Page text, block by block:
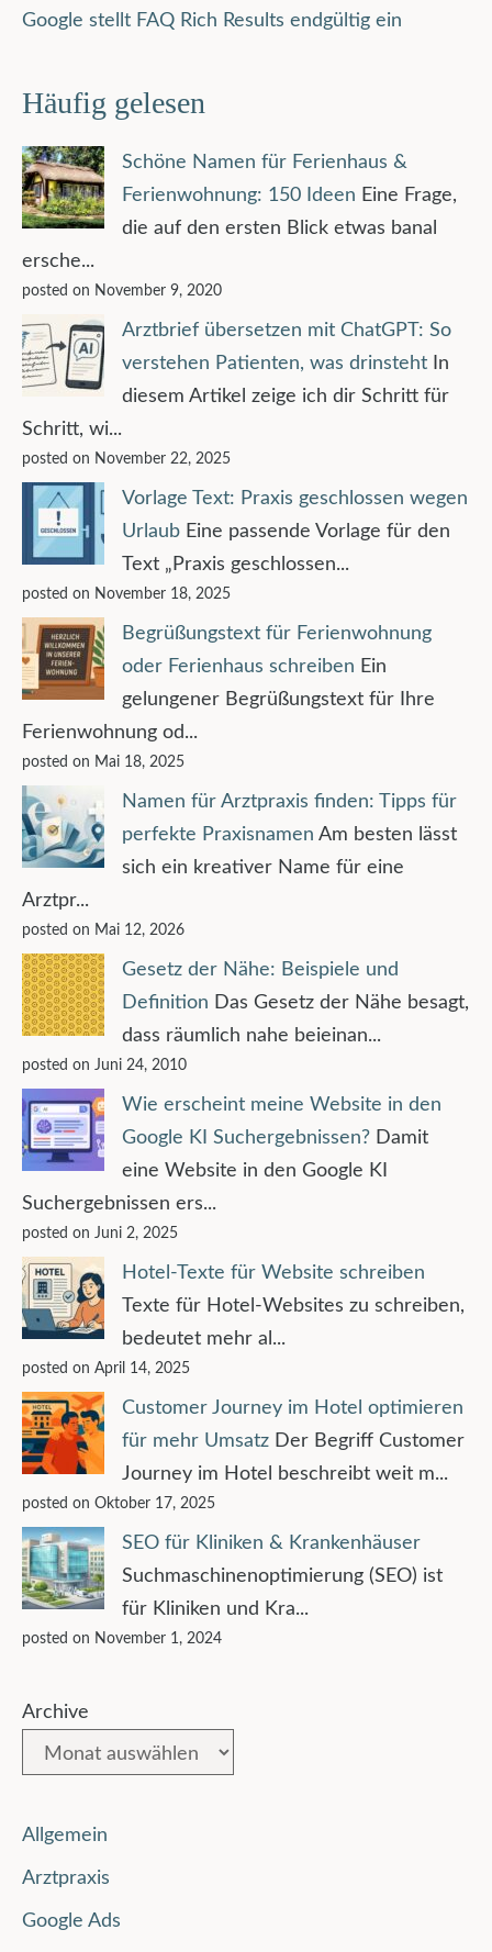
Google stellt FAQ Rich Results endgültig ein
Häufig gelesen
Schöne Namen für Ferienhaus &
Ferienwohnung: 150 Ideen Eine Frage,
die auf den ersten Blick etwas banal
ersche...
posted on November 9, 2020
Arztbrief übersetzen mit ChatGPT: So
verstehen Patienten, was drinsteht
In
diesem Artikel zeige ich dir Schritt für
Schritt, wi...
posted on November 22, 2025
Vorlage Text: Praxis geschlossen wegen
Urlaub Eine passende Vorlage für den
Text „Praxis geschlossen...
posted on November 18, 2025
Begrüßungstext für Ferienwohnung
oder Ferienhaus schreiben Ein
gelungener Begrüßungstext für Ihre
Ferienwohnung od...
posted on Mai 18, 2025
Namen für Arztpraxis finden: Tipps für
perfekte Praxisnamen Am besten lässt
sich ein kreativer Name für eine
Arztpr...
posted on Mai 12, 2026
Gesetz der Nähe: Beispiele und
Definition Das Gesetz der Nähe besagt,
dass räumlich nahe beieinan...
posted on Juni 24, 2010
Wie erscheint meine Website in den
Google KI Suchergebnissen? Damit
eine Website in den Google KI
Suchergebnissen ers...
posted on Juni 2, 2025
Hotel-Texte für Website schreiben
Texte für Hotel-Websites zu schreiben,
bedeutet mehr al...
posted on April 14, 2025
Customer Journey im Hotel optimieren
für mehr Umsatz Der Begriff Customer
Journey im Hotel beschreibt weit m...
posted on Oktober 17, 2025
SEO für Kliniken & Krankenhäuser
Suchmaschinenoptimierung (SEO) ist
für Kliniken und Kra...
posted on November 1, 2024
Archive
Allgemein
Arztpraxis
Google Ads